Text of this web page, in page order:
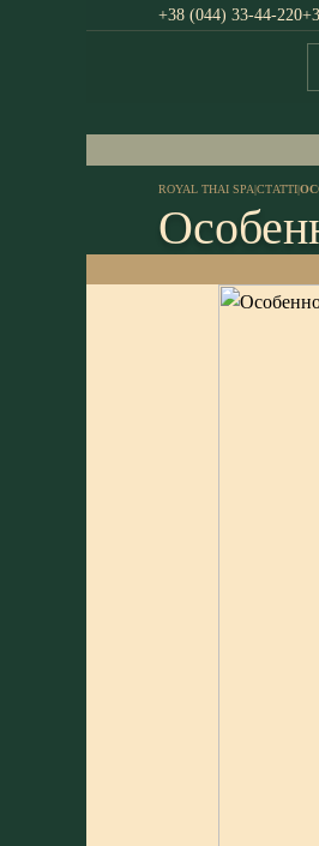
+38 (044) 33-44-220
ROYAL THAI SPA|СТАТТІ|